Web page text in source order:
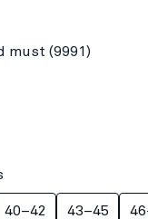
must (9991)
40–42 43–45